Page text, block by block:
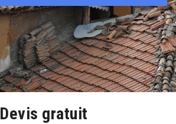
Devis gratuit